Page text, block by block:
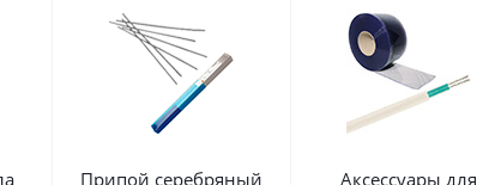
Припой серебряный
Аксессуары для